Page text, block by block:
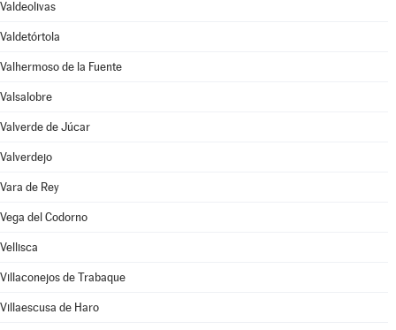
Valdeolivas
Valdetórtola
Valhermoso de la Fuente
Valsalobre
Valverde de Júcar
Valverdejo
Vara de Rey
Vega del Codorno
Vellisca
Villaconejos de Trabaque
Villaescusa de Haro